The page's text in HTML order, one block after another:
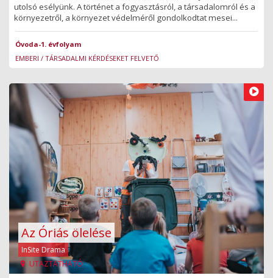
utolsó esélyünk. A történet a fogyasztásról, a társadalomról és a
környezetről, a környezet védelméről gondolkodtat mesei...
Óvoda-1. évfolyam
EMBERI / TÁRSADALMI KÉRDÉSEKET FELVETŐ
Az Óriás ölelése
InSite Drama
UTAZTATHATÓ